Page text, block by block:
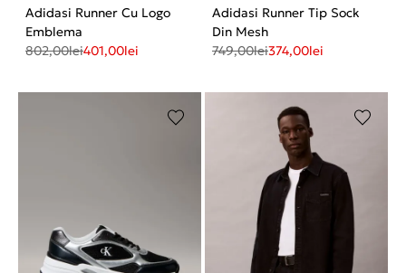
Adidasi Runner Cu Logo
Emblema
802,00lei401,00lei
Adidasi Runner Tip Sock
Din Mesh
749,00lei374,00lei